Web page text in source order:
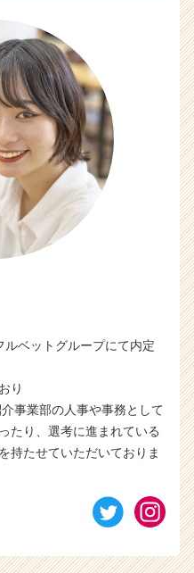
ベットグループにて内定
り
事業部の人事や事務として
たり、選考に進まれている
持たせていただいておりま